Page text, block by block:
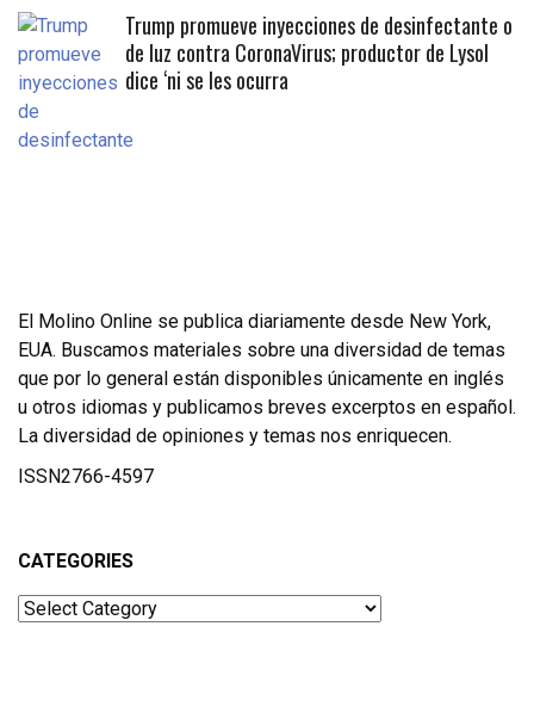
Trump promueve inyecciones de desinfectante o
de luz contra CoronaVirus; productor de Lysol
dice ‘ni se les ocurra
El Molino Online se publica diariamente desde New York,
EUA. Buscamos materiales sobre una diversidad de temas
que por lo general están disponibles únicamente en inglés
u otros idiomas y publicamos breves excerptos en español.
La diversidad de opiniones y temas nos enriquecen.
ISSN2766-4597
CATEGORIES
Categories